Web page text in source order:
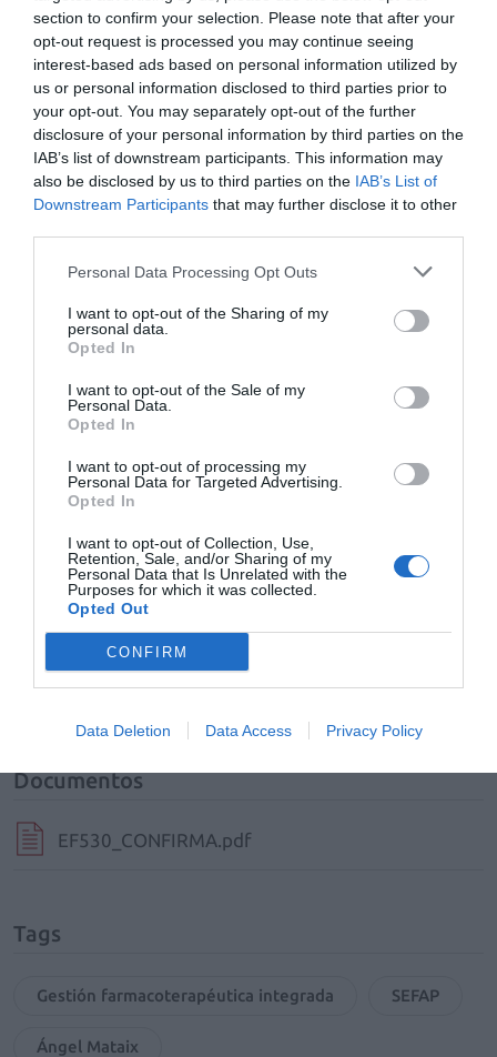
section to confirm your selection. Please note that after your
opt-out request is processed you may continue seeing
interest-based ads based on personal information utilized by
us or personal information disclosed to third parties prior to
your opt-out. You may separately opt-out of the further
disclosure of your personal information by third parties on the
IAB’s list of downstream participants. This information may
also be disclosed by us to third parties on the IAB’s List of
Downstream Participants that may further disclose it to other
Personal Data Processing Opt Outs
I want to opt-out of the Sharing of my
personal data.
Opted In
I want to opt-out of the Sale of my
Personal Data.
Opted In
I want to opt-out of processing my
Personal Data for Targeted Advertising.
Opted In
I want to opt-out of Collection, Use,
Retention, Sale, and/or Sharing of my
Personal Data that Is Unrelated with the
Purposes for which it was collected.
Opted Out
CONFIRM
Data Deletion Data Access Privacy Policy
de sus funciones es un elemento esencial en el
desarrollo de los modelos organizativos integrados.
Pero estos servicios no están homogéneamente
desarrollados en los diferentes entornos gestores de
nuestro sistema sanitario, y en ocasiones su presencia
se encuentra limitada en cuanto a recursos. Esta
limitación es una dificultad relevante a la hora de
asumir el liderazgo de una política integrada de
medicamentos.
Los objetivos de nuestro sistema sanitario en cuanto a
como un elemento central del proceso de formación de
los farmacéuticos, de forma que se garanticen, en cada
ámbito de responsabilidad, las capacidades y
habilidades necesarias para dar respuesta a los
contenidos clínicos individuales y poblacionales que
requiere nuestro sistema de salud. La puesta en marcha
de la nueva especialidad de Farmacia Hospitalaria y de
permitirá aunar en un único especialista esta visión
integradora que estamos promoviendo.
El Farmacéutico
de Google de forma gratuita
Documentos
EF530_CONFIRMA.pdf
Tags
Gestión farmacoterapéutica integrada SEFAP
Ángel Mataix